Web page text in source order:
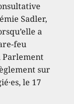
Sadler,
a
feu
Parlement
sur
le 17